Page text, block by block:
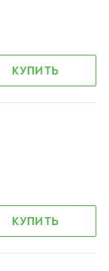
КУПИТЬ
КУПИТЬ